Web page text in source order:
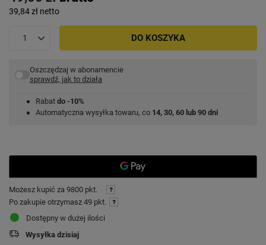
39,84 zł netto
DO KOSZYKA
Oszczędzaj w abonamencie
sprawdź, jak to działa
Rabat do -10%
Automatyczna wysyłka towaru, co 14, 30, 60 lub 90 dni
Możesz kupić za 9800 pkt.
Po zakupie otrzymasz 49 pkt.
Dostępny w dużej ilości
Wysyłka dzisiaj